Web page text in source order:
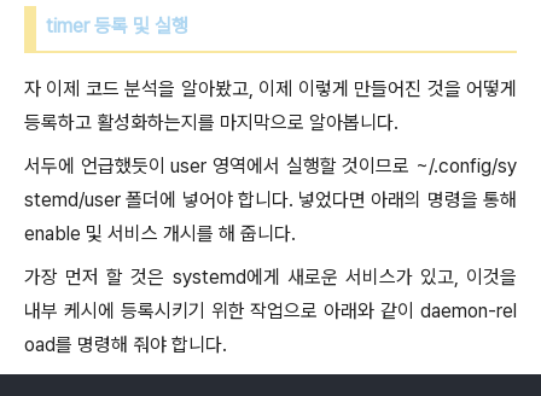
timer 등록 및 실행
자 이제 코드 분석을 알아봤고, 이제 이렇게 만들어진 것을 어떻게
등록하고 활성화하는지를 마지막으로 알아봅니다.
서두에 언급했듯이 user 영역에서 실행할 것이므로 ~/.config/sy
stemd/user 폴더에 넣어야 합니다. 넣었다면 아래의 명령을 통해
enable 및 서비스 개시를 해 줍니다.
가장 먼저 할 것은 systemd에게 새로운 서비스가 있고, 이것을
내부 케시에 등록시키기 위한 작업으로 아래와 같이 daemon-rel
oad를 명령해 줘야 합니다.